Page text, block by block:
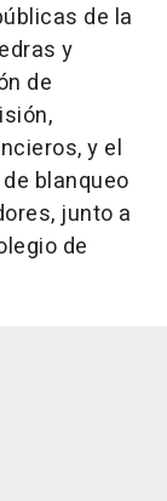
de la
y
de
y el
blanqueo
junto a
de